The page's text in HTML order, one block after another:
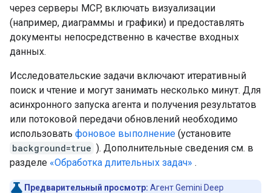
через серверы MCP, включать визуализации
(например, диаграммы и графики) и предоставлять
документы непосредственно в качестве входных
данных.
Исследовательские задачи включают итеративный
поиск и чтение и могут занимать несколько минут. Для
асинхронного запуска агента и получения результатов
или потоковой передачи обновлений необходимо
использовать фоновое выполнение (установите
background=true ). Дополнительные сведения см. в
разделе «Обработка длительных задач» .
Предварительный просмотр: Агент Gemini Deep